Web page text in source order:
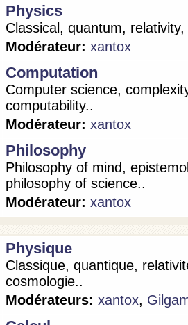
Physics
Classical, quantum,
Modérateur: xantox
Computation
Computer science,
computability..
Modérateur: xantox
Philosophy
Philosophy of mind,
philosophy of science..
Modérateur: xantox
Physique
Classique, quantique,
cosmologie..
Modérateurs: xantox,